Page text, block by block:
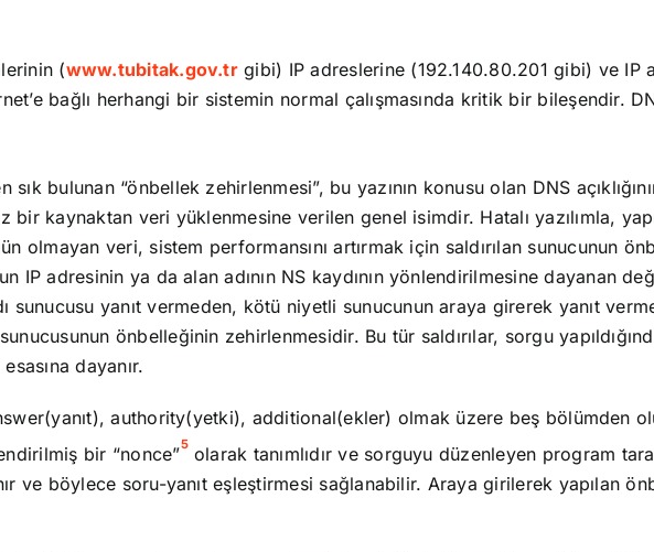
(www.tubitak.gov.trgibi) IP adreslerine (192.140.80.201 gibi) ve IP
bağlı herhangi bir sistemin normal çalışmasında kritik bir bileşendir.
bulunan “önbellek zehirlenmesi”, bu yazının konusu olan DNS
kaynaktan veri yüklenmesine verilen genel isimdir. Hatalı yazılımla,
olmayan veri, sistem performansını artırmak için saldırılan sunucunun
IP adresinin ya da alan adının NS kaydının yönlendirilmesine dayanan
sunucusu yanıt vermeden, kötü niyetli sunucunun araya girerek yanıt
önbelleğinin zehirlenmesidir. Bu tür saldırılar, sorgu
dayanır.
authority(yetki), additional(ekler) olmak üzere beş bölümden
bir “nonce”5olarak tanımlıdır ve sorguyu düzenleyen program
ve böylece soru-yanıt eşleştirmesi sağlanabilir. Araya girilerek yapılan